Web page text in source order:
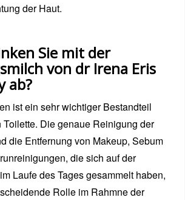
der Haut.
Sie mit der
von dr Irena Eris
ab?
ist ein sehr wichtiger Bestandteil
Die genaue Reinigung der
die Entfernung von Makeup, Sebum
die sich auf der
Laufe des Tages gesammelt haben,
Rolle im Rahmne der